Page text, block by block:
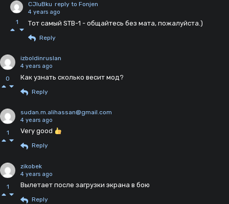
1
CJIuBku reply to Fonjen
4 years ago
Тот самый STB-1 - общайтесь без мата, пожалуйста.)
Reply
0
izboldinruslan
4 years ago
Как узнать сколько весит мод?
Reply
1
sudan.m.alihassan@gmail.com
4 years ago
Very good
Reply
1
zikobek
4 years ago
Вылетает после загрузки экрана в бою
Reply